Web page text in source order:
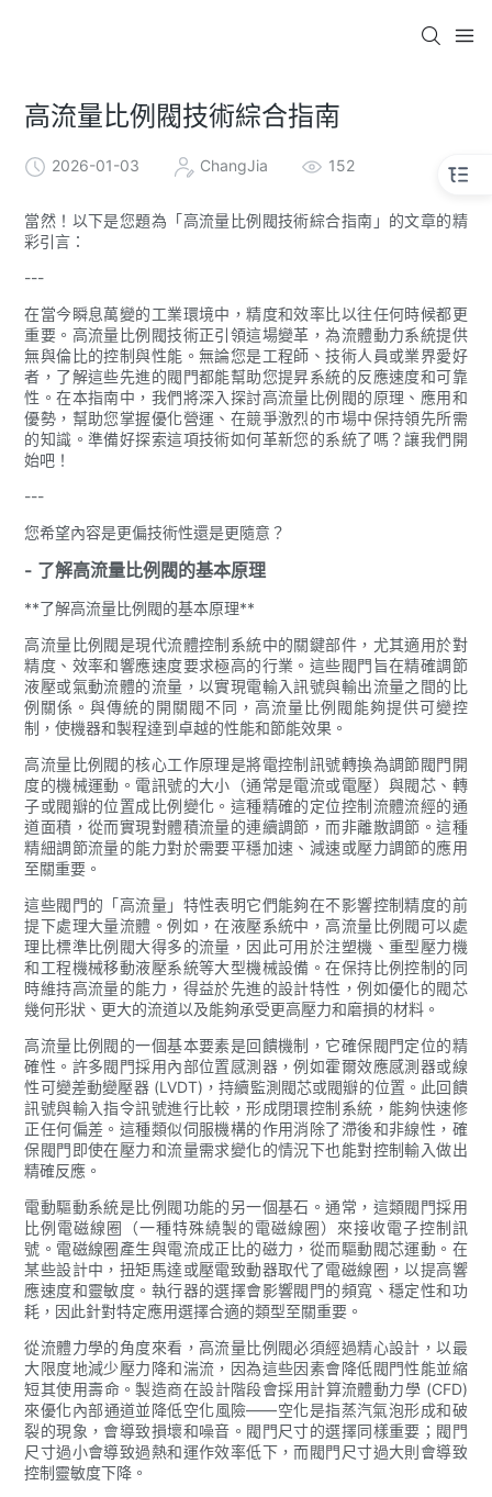
高流量比例閥技術綜合指南
2026-01-03 ChangJia 152
當然！以下是您題為「高流量比例閥技術綜合指南」的文章的精
彩引言：
---
在當今瞬息萬變的工業環境中，精度和效率比以往任何時候都更
重要。高流量比例閥技術正引領這場變革，為流體動力系統提供
無與倫比的控制與性能。無論您是工程師、技術人員或業界愛好
者，了解這些先進的閥門都能幫助您提昇系統的反應速度和可靠
性。在本指南中，我們將深入探討高流量比例閥的原理、應用和
優勢，幫助您掌握優化營運、在競爭激烈的市場中保持領先所需
的知識。準備好探索這項技術如何革新您的系統了嗎？讓我們開
始吧！
---
您希望內容是更偏技術性還是更隨意？
- 了解高流量比例閥的基本原理
**了解高流量比例閥的基本原理**
高流量比例閥是現代流體控制系統中的關鍵部件，尤其適用於對
精度、效率和響應速度要求極高的行業。這些閥門旨在精確調節
液壓或氣動流體的流量，以實現電輸入訊號與輸出流量之間的比
例關係。與傳統的開關閥不同，高流量比例閥能夠提供可變控
制，使機器和製程達到卓越的性能和節能效果。
高流量比例閥的核心工作原理是將電控制訊號轉換為調節閥門開
度的機械運動。電訊號的大小（通常是電流或電壓）與閥芯、轉
子或閥瓣的位置成比例變化。這種精確的定位控制流體流經的通
道面積，從而實現對體積流量的連續調節，而非離散調節。這種
精細調節流量的能力對於需要平穩加速、減速或壓力調節的應用
至關重要。
這些閥門的「高流量」特性表明它們能夠在不影響控制精度的前
提下處理大量流體。例如，在液壓系統中，高流量比例閥可以處
理比標準比例閥大得多的流量，因此可用於注塑機、重型壓力機
和工程機械移動液壓系統等大型機械設備。在保持比例控制的同
時維持高流量的能力，得益於先進的設計特性，例如優化的閥芯
幾何形狀、更大的流道以及能夠承受更高壓力和磨損的材料。
高流量比例閥的一個基本要素是回饋機制，它確保閥門定位的精
確性。許多閥門採用內部位置感測器，例如霍爾效應感測器或線
性可變差動變壓器 (LVDT)，持續監測閥芯或閥瓣的位置。此回饋
訊號與輸入指令訊號進行比較，形成閉環控制系統，能夠快速修
正任何偏差。這種類似伺服機構的作用消除了滯後和非線性，確
保閥門即使在壓力和流量需求變化的情況下也能對控制輸入做出
精確反應。
電動驅動系統是比例閥功能的另一個基石。通常，這類閥門採用
比例電磁線圈（一種特殊繞製的電磁線圈）來接收電子控制訊
號。電磁線圈產生與電流成正比的磁力，從而驅動閥芯運動。在
某些設計中，扭矩馬達或壓電致動器取代了電磁線圈，以提高響
應速度和靈敏度。執行器的選擇會影響閥門的頻寬、穩定性和功
耗，因此針對特定應用選擇合適的類型至關重要。
從流體力學的角度來看，高流量比例閥必須經過精心設計，以最
大限度地減少壓力降和湍流，因為這些因素會降低閥門性能並縮
短其使用壽命。製造商在設計階段會採用計算流體動力學 (CFD)
來優化內部通道並降低空化風險——空化是指蒸汽氣泡形成和破
裂的現象，會導致損壞和噪音。閥門尺寸的選擇同樣重要；閥門
尺寸過小會導致過熱和運作效率低下，而閥門尺寸過大則會導致
控制靈敏度下降。